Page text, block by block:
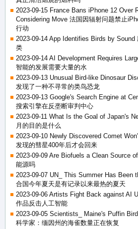
2023-09-15 France Bans iPhone 12 Over
Considering Move 法国因辐射问题禁止
行动
2023-09-14 App Identifies Birds by
类
2023-09-14 AI Development Requires
智能的发展需要大量的水
2023-09-13 Unusual Bird-like Dinosaur
发现了一种不寻常的类鸟恐龙
2023-09-13 Google's Search Engine at
搜索引擎在反垄断审判中心
2023-09-11 What Is the Goal of Japan's
月的目的是什么
2023-09-10 Newly Discovered Comet
发现的彗星400年后才会回来
2023-09-09 Are Biofuels a Clean Source
能源吗
2023-09-07 UN_ This Summer Has Been
合国今年夏天是有记录以来最热的夏天
2023-09-06 Artists Fight Back against AI
作品反击人工智能
2023-09-05 Scientists_ Maine's Puffin
科学家：缅因州的海雀数量正在恢复